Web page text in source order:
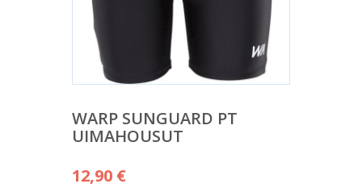
WARP SUNGUARD PT
UIMAHOUSUT
12,90 €